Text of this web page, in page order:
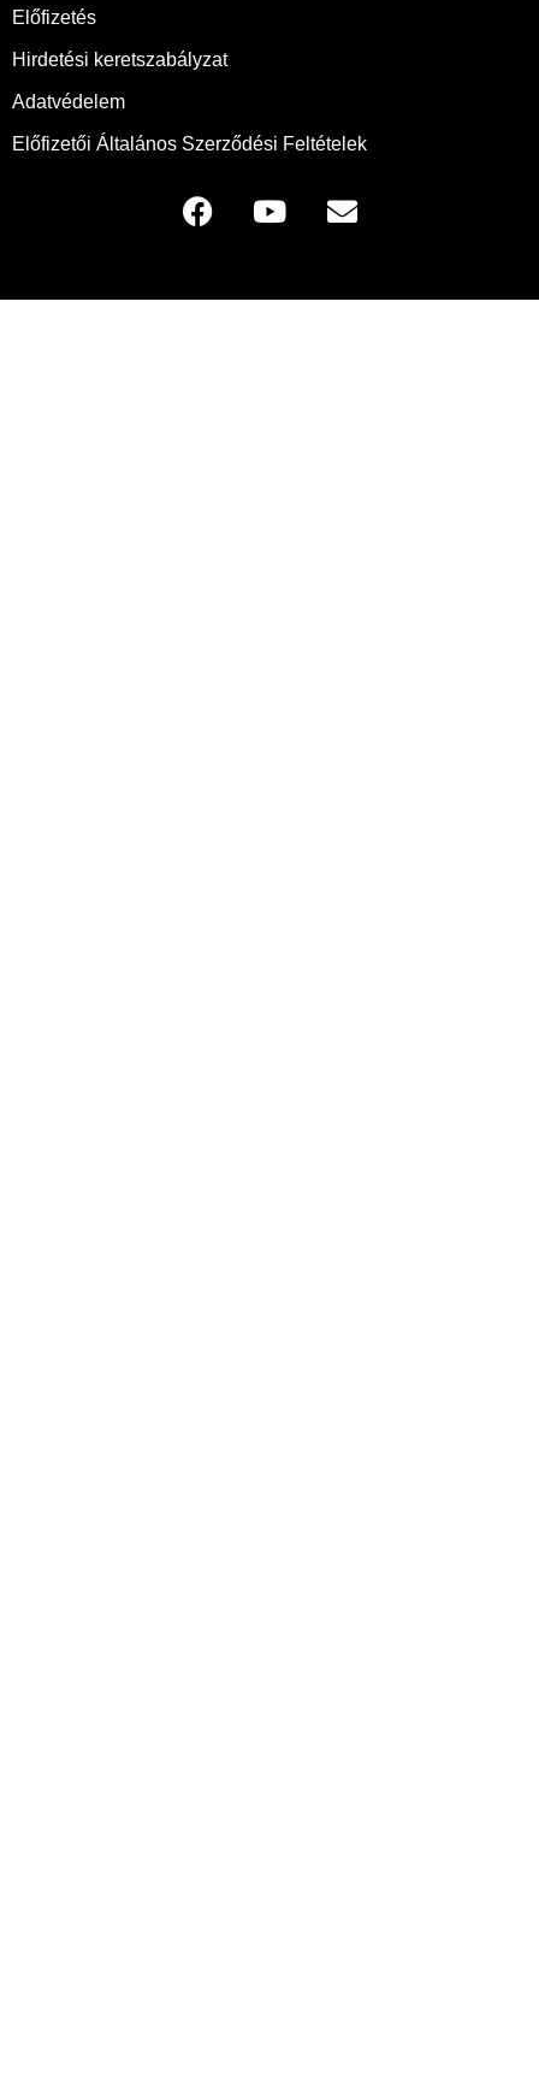
Előfizetés
Hirdetési keretszabályzat
Adatvédelem
Előfizetői Általános Szerződési Feltételek